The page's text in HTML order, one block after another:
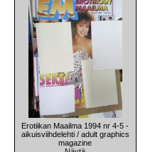
Erotiikan Maailma 1994 nr 4-5 -
aikuisviihdelehti / adult graphics
magazine